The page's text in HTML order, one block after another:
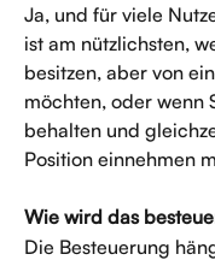
Ja, und für viele
ist am nützlichsten,
besitzen, aber von
möchten, oder wenn
behalten und
Position einnehmen
Wie wird das
Die Besteuerung